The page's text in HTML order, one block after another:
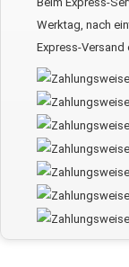
Werktag, nach
Express-Versand